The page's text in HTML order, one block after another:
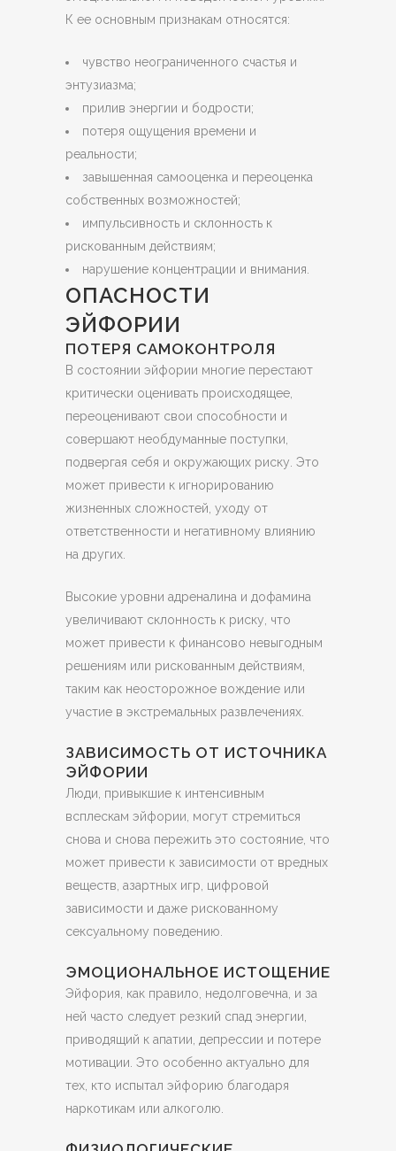
К ее основным признакам относятся:
чувство неограниченного счастья и
энтузиазма;
прилив энергии и бодрости;
потеря ощущения времени и
реальности;
завышенная самооценка и переоценка
собственных возможностей;
импульсивность и склонность к
рискованным действиям;
нарушение концентрации и внимания.
ОПАСНОСТИ
ЭЙФОРИИ
ПОТЕРЯ САМОКОНТРОЛЯ
В состоянии эйфории многие перестают
критически оценивать происходящее,
переоценивают свои способности и
совершают необдуманные поступки,
подвергая себя и окружающих риску. Это
может привести к игнорированию
жизненных сложностей, уходу от
ответственности и негативному влиянию
на других.
Высокие уровни адреналина и дофамина
увеличивают склонность к риску, что
может привести к финансово невыгодным
решениям или рискованным действиям,
таким как неосторожное вождение или
участие в экстремальных развлечениях.
ЗАВИСИМОСТЬ ОТ ИСТОЧНИКА
ЭЙФОРИИ
Люди, привыкшие к интенсивным
всплескам эйфории, могут стремиться
снова и снова пережить это состояние, что
может привести к зависимости от вредных
веществ, азартных игр, цифровой
зависимости и даже рискованному
сексуальному поведению.
ЭМОЦИОНАЛЬНОЕ ИСТОЩЕНИЕ
Эйфория, как правило, недолговечна, и за
ней часто следует резкий спад энергии,
приводящий к апатии, депрессии и потере
мотивации. Это особенно актуально для
тех, кто испытал эйфорию благодаря
наркотикам или алкоголю.